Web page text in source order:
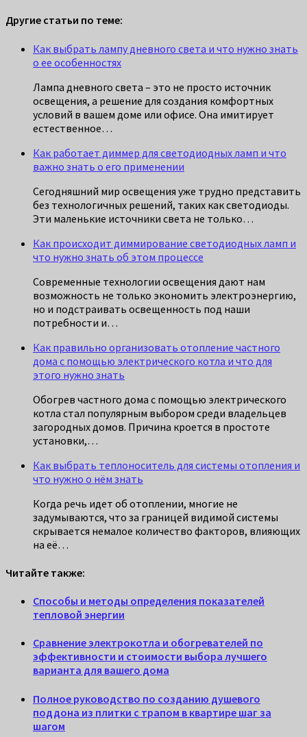
Другие статьи по теме:
Как выбрать лампу дневного света и что нужно знать
о ее особенностях
Лампа дневного света – это не просто источник
освещения, а решение для создания комфортных
условий в вашем доме или офисе. Она имитирует
естественное…
Как работает диммер для светодиодных ламп и что
важно знать о его применении
Сегодняшний мир освещения уже трудно представить
без технологичных решений, таких как светодиоды.
Эти маленькие источники света не только…
Как происходит диммирование светодиодных ламп и
что нужно знать об этом процессе
Современные технологии освещения дают нам
возможность не только экономить электроэнергию,
но и подстраивать освещенность под наши
потребности и…
Как правильно организовать отопление частного
дома с помощью электрического котла и что для
этого нужно знать
Обогрев частного дома с помощью электрического
котла стал популярным выбором среди владельцев
загородных домов. Причина кроется в простоте
установки,…
Как выбрать теплоноситель для системы отопления и
что нужно о нём знать
Когда речь идет об отоплении, многие не
задумываются, что за границей видимой системы
скрывается немалое количество факторов, влияющих
на её…
Читайте также:
Способы и методы определения показателей
тепловой энергии
Сравнение электрокотла и обогревателей по
эффективности и стоимости выбора лучшего
варианта для вашего дома
Полное руководство по созданию душевого
поддона из плитки с трапом в квартире шаг за
шагом